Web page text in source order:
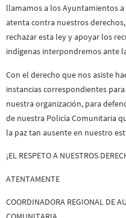
llamamos a los Ayuntamientos
atenta contra nuestros
rechazar esta ley y apoyar los
indígenas interpondremos ante
Con el derecho que nos asiste
instancias correspondientes
nuestra organización, para
de nuestra Policía Comunitaria
la paz tan ausente en nuestro
¡EL RESPETO A NUESTROS
ATENTAMENTE
COORDINADORA REGIONAL DE